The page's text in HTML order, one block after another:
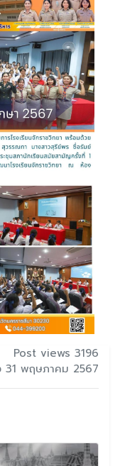
Post views 3196
31 พฤษภาคม 2567